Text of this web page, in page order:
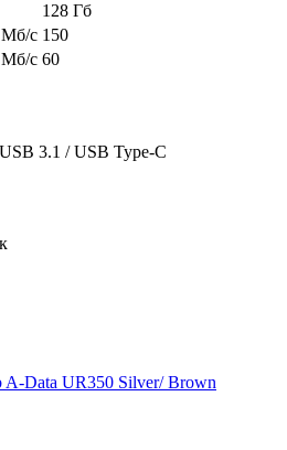
128 Гб
Мб/с 150
Мб/с 60
USB 3.1 / USB Type-C
A-Data UR350 Silver/ Brown